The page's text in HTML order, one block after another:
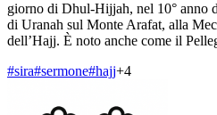
giorno di Dhul-Hijjah, nel 10° anno
di Uranah sul Monte Arafat, alla
dell’Hajj. È noto anche come il
#sira#sermone#hajj+4